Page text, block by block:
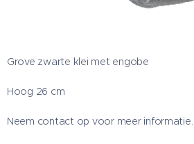
Grove zwarte klei met engobe
Hoog 26 cm
Neem contact op voor meer informatie.